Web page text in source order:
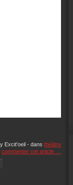
Excit'oeil - dans théâtre
commenter cet article